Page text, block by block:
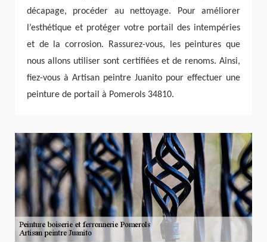
décapage, procéder au nettoyage. Pour améliorer
l’esthétique et protéger votre portail des intempéries
et de la corrosion. Rassurez-vous, les peintures que
nous allons utiliser sont certifiées et de renoms. Ainsi,
fiez-vous à Artisan peintre Juanito pour effectuer une
peinture de portail à Pomerols 34810.